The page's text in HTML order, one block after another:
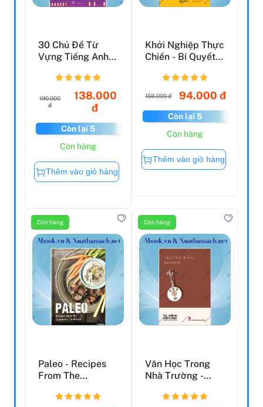
30 Chủ Đề Từ
Vựng Tiếng Anh
190.000
đ
138.000
đ
Còn lại 5
Còn hàng
Thêm vào giỏ hàng
Khởi Nghiệp Thực
Chiến - Bí Quyết
Kinh...
168.000 đ 94.000 đ
Còn lại 5
Còn hàng
Thêm vào giỏ hàng
Còn hàng
Paleo - Recipes
From The
Cookbook
Còn hàng
Văn Học Trong
Nhà Trường -
Bản 20...